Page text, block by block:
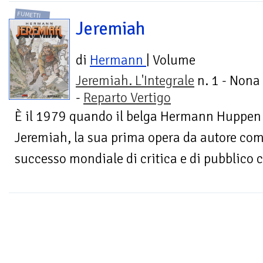
FUMETTI
Jeremiah
di Hermann
| Volume
Jeremiah. L'Integrale n. 1 -
- Reparto Vertigo
È il 1979 quando il belga Hermann
Jeremiah, la sua prima opera da autore
successo mondiale di critica e di pubblico